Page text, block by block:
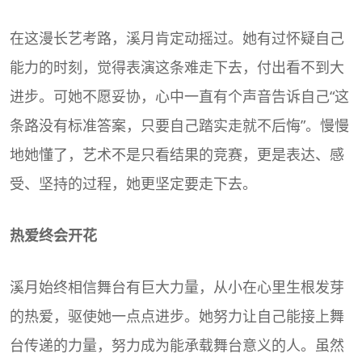
在这漫长艺考路，溪月肯定动摇过。她有过怀疑自己
能力的时刻，觉得表演这条难走下去，付出看不到大
进步。可她不愿妥协，心中一直有个声音告诉自己“这
条路没有标准答案，只要自己踏实走就不后悔”。慢慢
地她懂了，艺术不是只看结果的竞赛，更是表达、感
受、坚持的过程，她更坚定要走下去。
热爱终会开花
溪月始终相信舞台有巨大力量，从小在心里生根发芽
的热爱，驱使她一点点进步。她努力让自己能接上舞
台传递的力量，努力成为能承载舞台意义的人。虽然